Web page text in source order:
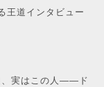
王道インタビュー
、実はこの人——ド